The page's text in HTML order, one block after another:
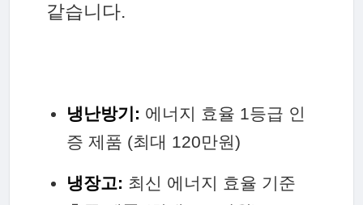
같습니다.
냉난방기: 에너지 효율 1등급 인
증 제품 (최대 120만원)
냉장고: 최신 에너지 효율 기준